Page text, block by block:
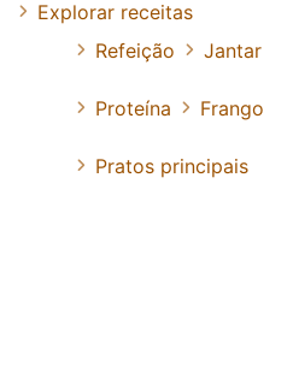
Explorar receitas
Refeição
Jantar
Proteína Frango
Pratos principais